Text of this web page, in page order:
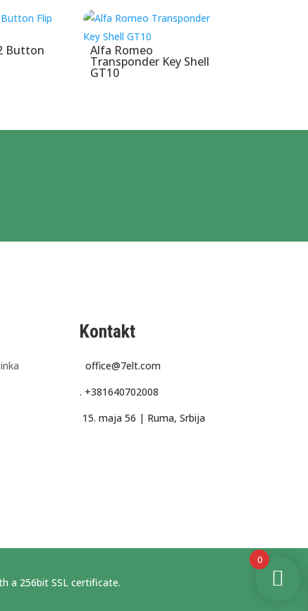
Button
Alfa Romeo
Transponder Key Shell
GT10
Kontakt
office@7elt.com
. +381640702008
15. maja 56 | Ruma, Srbija
a 256bit SSL certificate.
0